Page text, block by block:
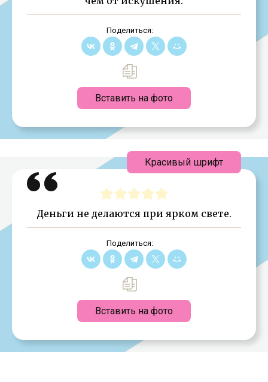
Поделиться:
Вставить на фото
Деньги не делаются при ярком свете.
Поделиться:
Вставить на фото
Красивый шрифт